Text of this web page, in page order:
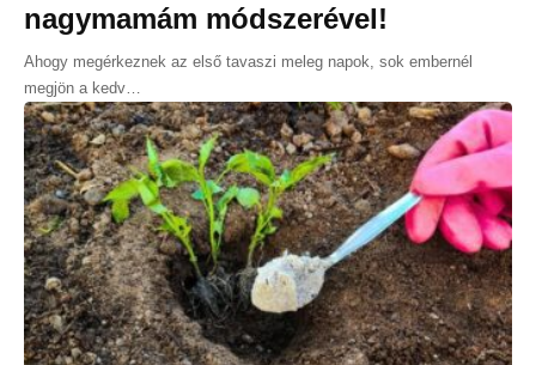
nagymamám módszerével!
Ahogy megérkeznek az első tavaszi meleg napok, sok embernél
megjön a kedv…